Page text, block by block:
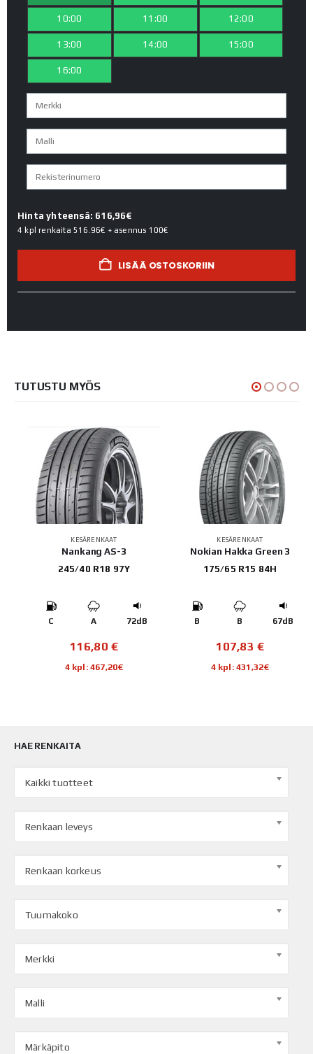
10:00 11:00 12:00
13:00 14:00 15:00
16:00
Hinta yhteensä: 616,96€
4 kpl renkaita 516.96€ + asennus 100€
LISÄÄ OSTOSKORIIN
TUTUSTU MYÖS
KESÄRENKAAT
Nankang AS-3
245/40 R18 97Y
C A 72dB
116,80€
4 kpl: 467,20€
KESÄRENKAAT
Nokian Hakka Green 3
175/65 R15 84H
B B 67dB
107,83€
4 kpl: 431,32€
HAE RENKAITA
Kaikki tuotteet
Renkaan leveys
Renkaan korkeus
Tuumakoko
Merkki
Malli
Märkäpito